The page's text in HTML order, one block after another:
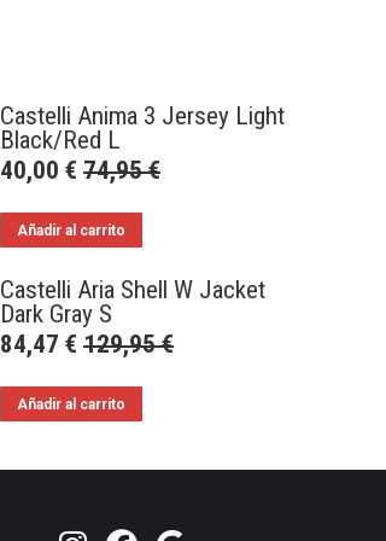
Castelli Anima 3 Jersey Light
Black/Red L
40,00€ 74,95€
Añadir al carrito
Castelli Aria Shell W Jacket
Dark Gray S
84,47€ 129,95€
Añadir al carrito